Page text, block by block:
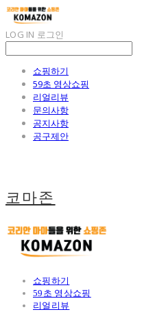
LOG IN 로그인
쇼핑하기
59초 영상쇼핑
리얼리뷰
문의사항
공지사항
공구제안
코마존
쇼핑하기
59초 영상쇼핑
리얼리뷰